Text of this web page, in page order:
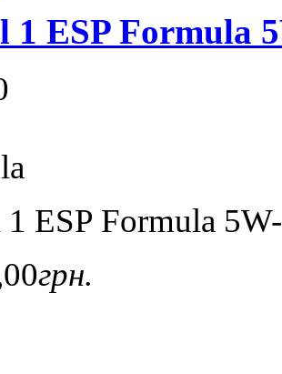
1 ESP Formula
ESP Formula
грн.